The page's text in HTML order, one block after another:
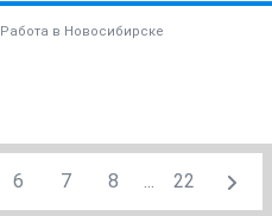
Работа в Новосибирске
6 7 8 ... 22